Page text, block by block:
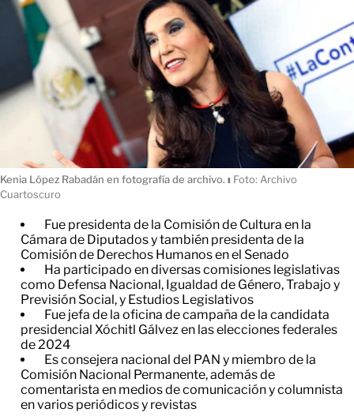
Kenia López Rabadán en fotografía de archivo. ı Foto: Archivo
Cuartoscuro
Fue presidenta de la Comisión de Cultura en la
Cámara de Diputados y también presidenta de la
Comisión de Derechos Humanos en el Senado
Ha participado en diversas comisiones legislativas
como Defensa Nacional, Igualdad de Género, Trabajo y
Previsión Social, y Estudios Legislativos
Fue jefa de la oficina de campaña de la candidata
presidencial Xóchitl Gálvez en las elecciones federales
de 2024
Es consejera nacional del PAN y miembro de la
Comisión Nacional Permanente, además de
comentarista en medios de comunicación y columnista
en varios periódicos y revistas